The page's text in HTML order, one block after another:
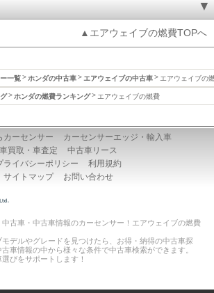
▲エアウェイブの燃費TOPへ
一覧 ホンダの中古車 エアウェイブの中古車 エアウェイブの
ホンダの燃費ランキング エアウェイブの燃費
カーセンサー
カーセンサーエッジ・輸入車
車買取・車査定
中古車リース
ライバシーポリシー
利用規約
サイトマップ
お問い合わせ
古車・中古車情報のカーセンサー！エアウェイブの燃費
デルやグレードを見つけたら、お得・納得の中古車探
車情報の中から様々な条件で中古車検索ができます。
びをサポートします！